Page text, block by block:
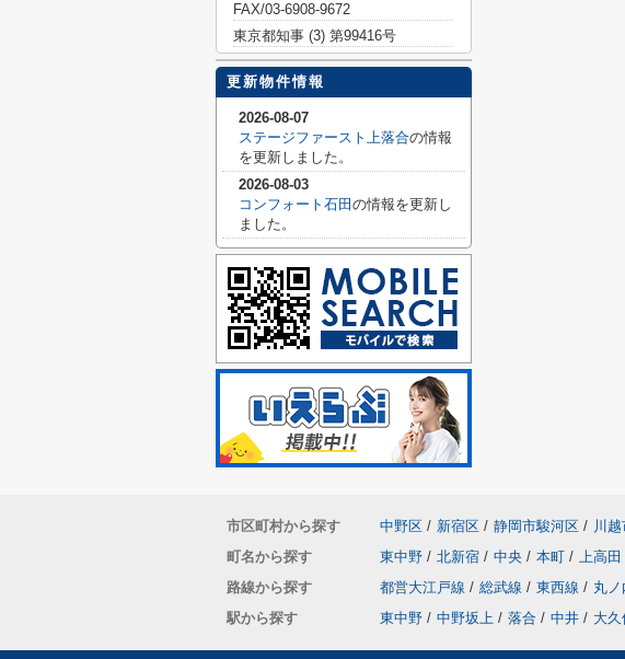
FAX/03-6908-9672
東京都知事 (3) 第99416号
更新物件情報
2026-08-07
ステージファースト上落合の情報
を更新しました。
2026-08-03
コンフォート石田 の情報を更新し
ました。
市区町村から探す 中野区 / 新宿区 / 静岡市駿河区 / 川越
町名から探す
東中野 / 北新宿 / 中央 / 本町 / 上高田
路線から探す
都営大江戸線 / 総武線 / 東西線 / 丸
駅から探す
東中野 / 中野坂上 / 落合 / 中井 / 大久